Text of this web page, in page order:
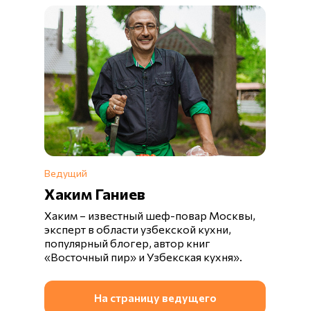
Ведущий
Хаким Ганиев
Хаким – известный шеф-повар Москвы,
эксперт в области узбекской кухни,
популярный блогер, автор книг
«Восточный пир» и Узбекская кухня».
На страницу ведущего